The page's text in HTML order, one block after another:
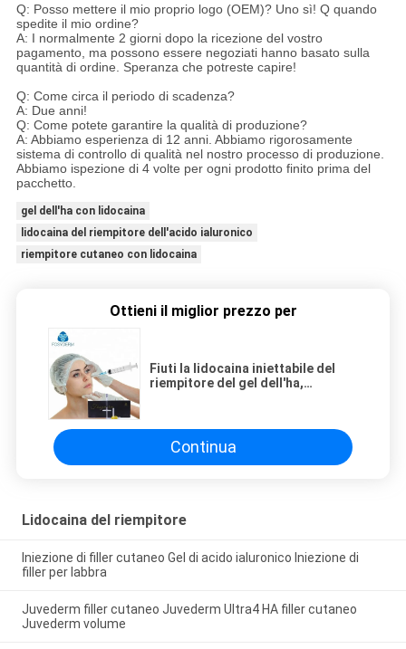
Q: Posso mettere il mio proprio logo (OEM)? Uno sì! Q quando
spedite il mio ordine?
A: I normalmente 2 giorni dopo la ricezione del vostro
pagamento, ma possono essere negoziati hanno basato sulla
quantità di ordine. Speranza che potreste capire!
Q: Come circa il periodo di scadenza?
A: Due anni!
Q: Come potete garantire la qualità di produzione?
A: Abbiamo esperienza di 12 anni. Abbiamo rigorosamente
sistema di controllo di qualità nel nostro processo di produzione.
Abbiamo ispezione di 4 volte per ogni prodotto finito prima del
pacchetto.
gel dell'ha con lidocaina
lidocaina del riempitore dell'acido ialuronico
riempitore cutaneo con lidocaina
Ottieni il miglior prezzo per
Fiuti la lidocaina iniettabile del
riempitore del gel dell'ha,
Continua
Lidocaina del riempitore
Iniezione di filler cutaneo Gel di acido ialuronico Iniezione di
filler per labbra
Juvederm filler cutaneo Juvederm Ultra4 HA filler cutaneo
Juvederm volume